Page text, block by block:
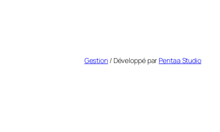
Gestion/ Développé par Pentaa Studio